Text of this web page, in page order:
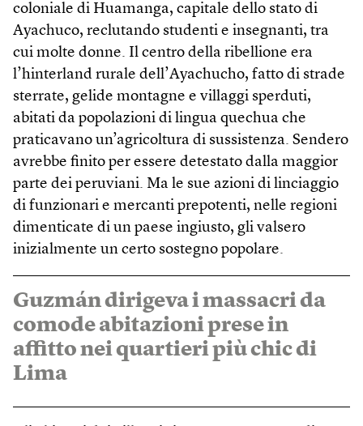
coloniale di Huamanga, capitale dello stato di
Ayachuco, reclutando studenti e insegnanti, tra
cui molte donne. Il centro della ribellione era
l’hinterland rurale dell’Ayachucho, fatto di strade
sterrate, gelide montagne e villaggi sperduti,
abitati da popolazioni di lingua quechua che
praticavano un’agricoltura di sussistenza. Sendero
avrebbe finito per essere detestato dalla maggior
parte dei peruviani. Ma le sue azioni di linciaggio
di funzionari e mercanti prepotenti, nelle regioni
dimenticate di un paese ingiusto, gli valsero
inizialmente un certo sostegno popolare.
Guzmán dirigeva i massacri da
comode abitazioni prese in
affitto nei quartieri più chic di
Lima